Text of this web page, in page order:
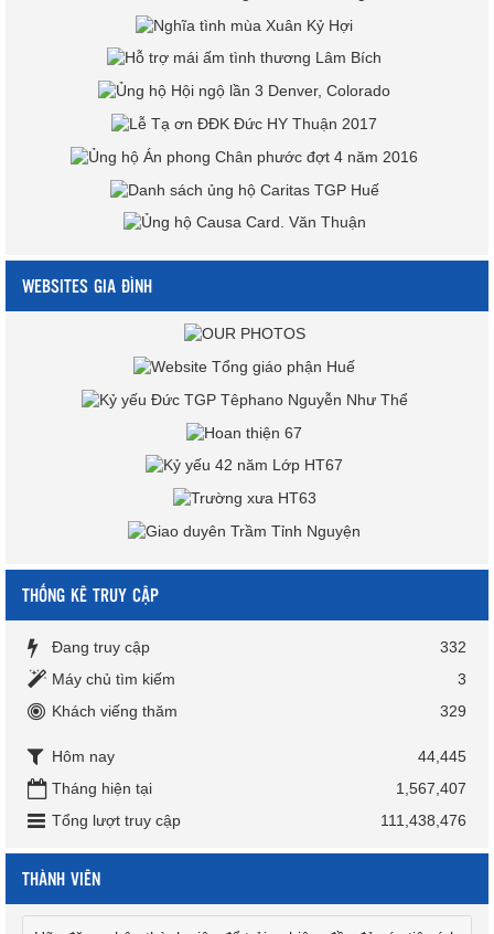
WEBSITES GIA ĐÌNH
THỐNG KÊ TRUY CẬP
Đang truy cập
332
Máy chủ tìm kiếm
3
Khách viếng thăm
329
Hôm nay
44,445
Tháng hiện tại
1,567,407
Tổng lượt truy cập
111,438,476
THÀNH VIÊN